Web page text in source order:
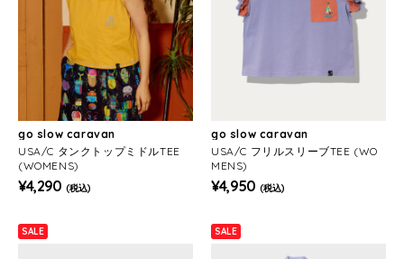
go slow caravan
USA/C タンクトップミドルTEE
(WOMENS)
¥4,290 (税込)
go slow caravan
USA/C フリルスリーブTEE (WO
MENS)
¥4,950 (税込)
SALE SALE